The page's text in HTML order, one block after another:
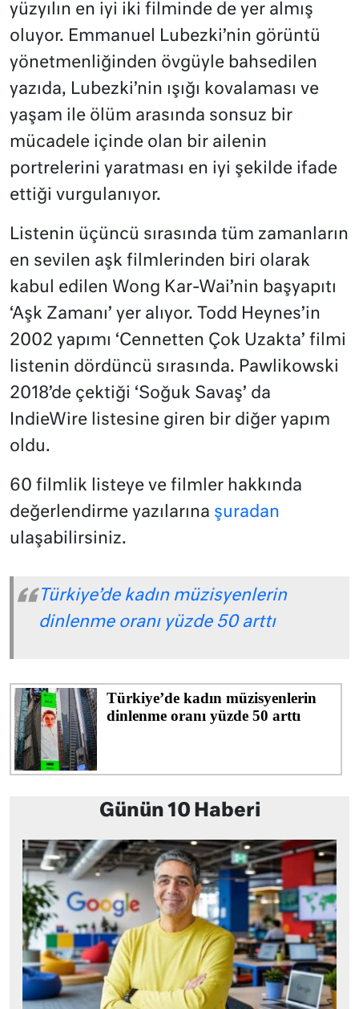
yüzyılın en iyi iki filminde de yer almış
oluyor. Emmanuel Lubezki’nin görüntü
yönetmenliğinden övgüyle bahsedilen
yazıda, Lubezki’nin ışığı kovalaması ve
yaşam ile ölüm arasında sonsuz bir
mücadele içinde olan bir ailenin
portrelerini yaratması en iyi şekilde ifade
ettiği vurgulanıyor.
Listenin üçüncü sırasında tüm zamanların
en sevilen aşk filmlerinden biri olarak
kabul edilen Wong Kar-Wai’nin başyapıtı
‘Aşk Zamanı’ yer alıyor. Todd Heynes’in
2002 yapımı ‘Cennetten Çok Uzakta’ filmi
listenin dördüncü sırasında. Pawlikowski
2018’de çektiği ‘Soğuk Savaş’ da
IndieWire listesine giren bir diğer yapım
oldu.
60 filmlik listeye ve filmler hakkında
değerlendirme yazılarına şuradan
ulaşabilirsiniz.
Türkiye’de kadın müzisyenlerin
dinlenme oranı yüzde 50 arttı
Günün 10 Haberi